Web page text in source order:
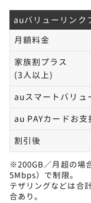
次に、リスト
さい。
auバリューリンク
月額料金
家族割プラス
(3人以上)
auスマートバリュ
au PAYカードお支
割引後
※200GB／月超の場
5Mbps）で制限。
テザリングなどは合
合あり。